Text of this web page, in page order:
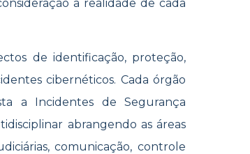
a realidade de cada
de identificação, proteção,
cibernéticos. Cada órgão
a Incidentes de Segurança
abrangendo as áreas
comunicação, controle